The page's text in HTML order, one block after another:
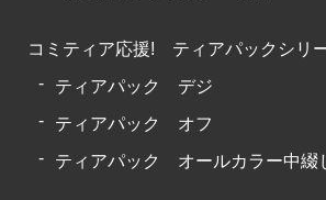
コミティア応援! ティアパックシリ
ティアパック デジ
ティアパック オフ
ティアパック オールカラー中綴